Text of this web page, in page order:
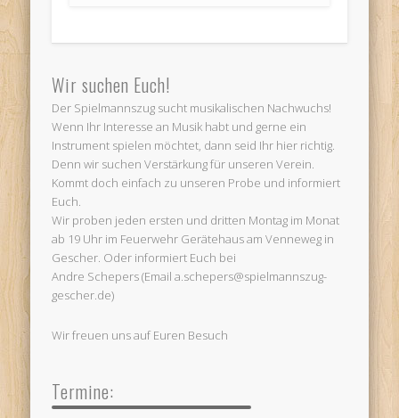
Wir suchen Euch!
Der Spielmannszug sucht musikalischen Nachwuchs!
Wenn Ihr Interesse an Musik habt und gerne ein
Instrument spielen möchtet, dann seid Ihr hier richtig.
Denn wir suchen Verstärkung für unseren Verein.
Kommt doch einfach zu unseren Probe und informiert
Euch.
Wir proben jeden ersten und dritten Montag im Monat
ab 19 Uhr im Feuerwehr Gerätehaus am Venneweg in
Gescher. Oder informiert Euch bei
Andre Schepers (Email a.schepers@spielmannszug-
gescher.de)
Wir freuen uns auf Euren Besuch
Termine: